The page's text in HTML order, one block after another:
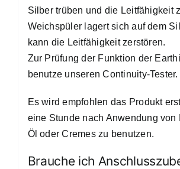
Silber trüben und die Leitfähigkeit
Weichspüler lagert sich auf dem
kann die Leitfähigkeit zerstören.
Zur Prüfung der Funktion der
benutze unserenContinuity-Tester.
Es wird empfohlen das Produkt
eine Stunde nach Anwendung von
Öl oder Cremes zu benutzen.
Brauche ich